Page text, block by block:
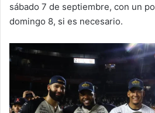
sábado 7 de septiembre, con un
domingo 8, si es necesario.